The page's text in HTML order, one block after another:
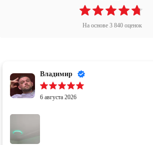
На основе 3 840оценок
Владимир
6 августа 2026